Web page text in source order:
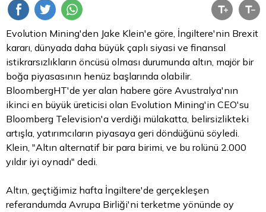
Evolution Mining'den Jake Klein'e göre, İngiltere'nin Brexit
kararı, dünyada daha büyük çaplı siyasi ve finansal
istikrarsızlıkların öncüsü olması durumunda altın, majör bir
boğa piyasasının henüz başlarında olabilir.
BloombergHT'de yer alan habere göre Avustralya'nın
ikinci en büyük üreticisi olan Evolution Mining'in CEO'su
Bloomberg Television'a verdiği mülakatta, belirsizlikteki
artışla, yatırımcıların piyasaya geri döndüğünü söyledi.
Klein, "Altın alternatif bir para birimi, ve bu rolünü 2.000
yıldır iyi oynadı" dedi.
Altın, geçtiğimiz hafta İngiltere'de gerçekleşen
referandumda Avrupa Birliği'ni terketme yönünde oy